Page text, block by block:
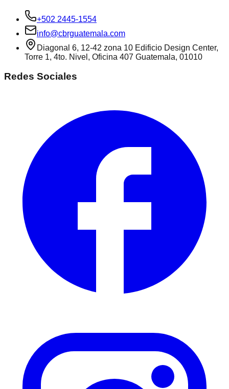
+502 2445-1554
info@cbrguatemala.com
Diagonal 6, 12-42 zona 10 Edificio Design Center,
Torre 1, 4to. Nivel, Oficina 407 Guatemala, 01010
Redes Sociales